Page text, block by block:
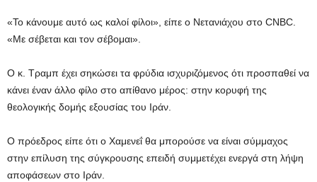
«Το κάνουμε αυτό ως καλοί φίλοι», είπε ο Νετανιάχου στο CNBC.
«Με σέβεται και τον σέβομαι».
Ο κ. Τραμπ έχει σηκώσει τα φρύδια ισχυριζόμενος ότι προσπαθεί να
κάνει έναν άλλο φίλο στο απίθανο μέρος: στην κορυφή της
θεολογικής δομής εξουσίας του Ιράν.
Ο πρόεδρος είπε ότι ο Χαμενεΐ θα μπορούσε να είναι σύμμαχος
στην επίλυση της σύγκρουσης επειδή συμμετέχει ενεργά στη λήψη
αποφάσεων στο Ιράν.